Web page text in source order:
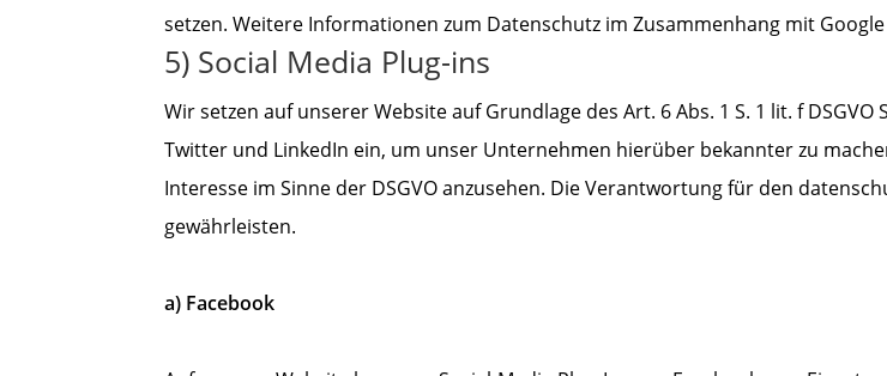
setzen. Weitere Informationen zum Datenschutz im Zusammenhang mit
5) Social Media Plug-ins
Wir setzen auf unserer Website auf Grundlage des Art. 6 Abs. 1 S. 1 lit. f
Twitter und LinkedIn ein, um unser Unternehmen hierüber bekannter zu
Interesse im Sinne der DSGVO anzusehen. Die Verantwortung für den
gewährleisten.
a) Facebook